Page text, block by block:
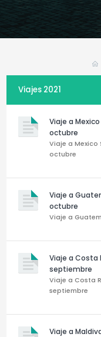
Viajes 2021
Viaje a
octubre
Viaje a Mexico
octubre
Viaje a
octubre
Viaje a
Viaje a Costa
septiembre
Viaje a Costa
septiembre
Viaje a